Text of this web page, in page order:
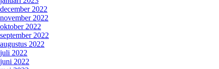
december 2022
november 2022
oktober 2022
september 2022
augustus 2022
juli 2022
juni 2022